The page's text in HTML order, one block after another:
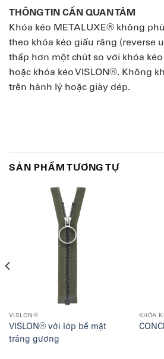
THÔNG TIN CẦN QUAN TÂM
Khóa kéo METALUXE® không
theo khóa kéo giấu răng (reverse
thấp hơn một chút so với khóa
hoặc khóa kéo VISLON®. Không
trên hành lý hoặc giày dép.
SẢN PHẨM TƯƠNG TỰ
VISLON®
VISLON® với lớp bề mặt
tráng gương
KHÓA